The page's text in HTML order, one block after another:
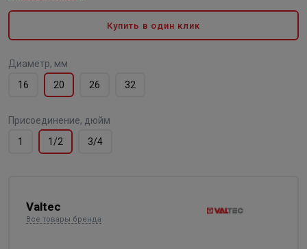
Купить в один клик
Диаметр, мм
16
20 26 32
Присоединение, дюйм
1
1/2 3/4
Valtec
Все товары бренда